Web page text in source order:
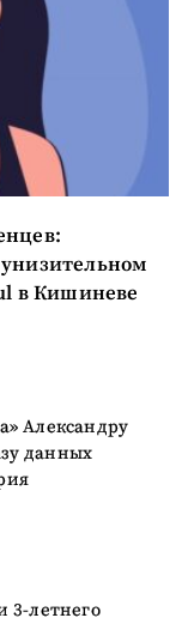
в Кишиневе
Александру
данных
3-летнего